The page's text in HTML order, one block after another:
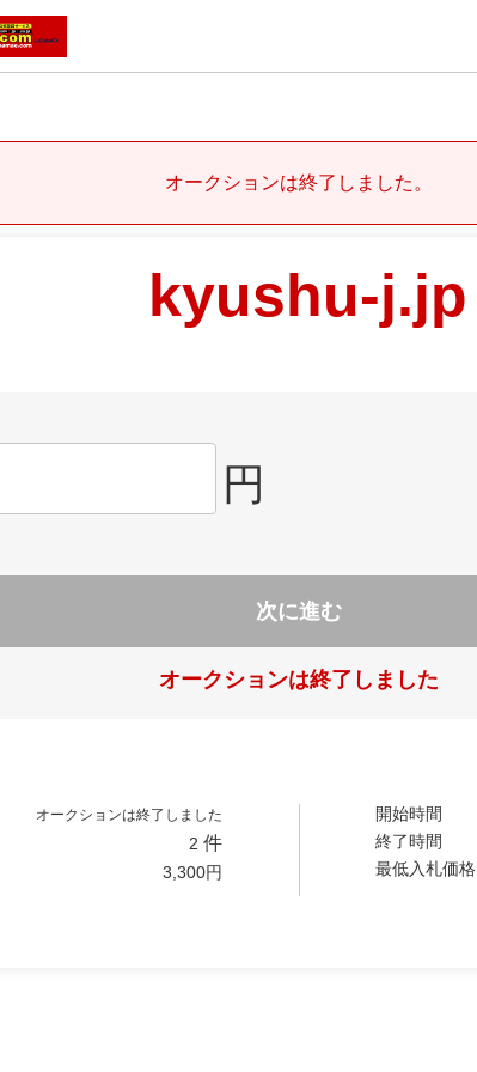
オークションは終了しました。
kyushu-j.jp
円
次に進む
オークションは終了しました
オークションは終了しました
2 件
3,300円
開始時間
終了時間
最低入札価格